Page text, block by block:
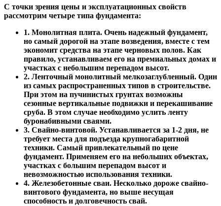
С точки зрения цены и эксплуатационных свойств
рассмотрим четыре типа фундамента:
1. Монолитная плита. Очень надежный фундамент,
но самый дорогой на этапе возведения, вместе с тем
экономит средства на этапе черновых полов. Как
правило, устанавливаем его на премиальных домах и
участках с небольшим перепадом высот.
2. Ленточный монолитный мелкозаглубленный. Один
из самых распространенных типов в строительстве.
При этом на пучинистых грунтах возможны
сезонные вертикальные подвижки и перекашивание
сруба. В этом случае необходимо услить ленту
буронабивными сваями.
3. Свайно-винтовой. Устанавливается за 1-2 дня, не
требует места для подъезда крупногабаритной
техники. Самый привлекательный по цене
фундамент. Применяем его на небольших объектах,
участках с большим перепадом высот и
невозможностью использования техники.
4. Железобетонные сваи. Несколько дороже свайно-
винтового фундамента, но выше несущая
способность и долговечность свай.